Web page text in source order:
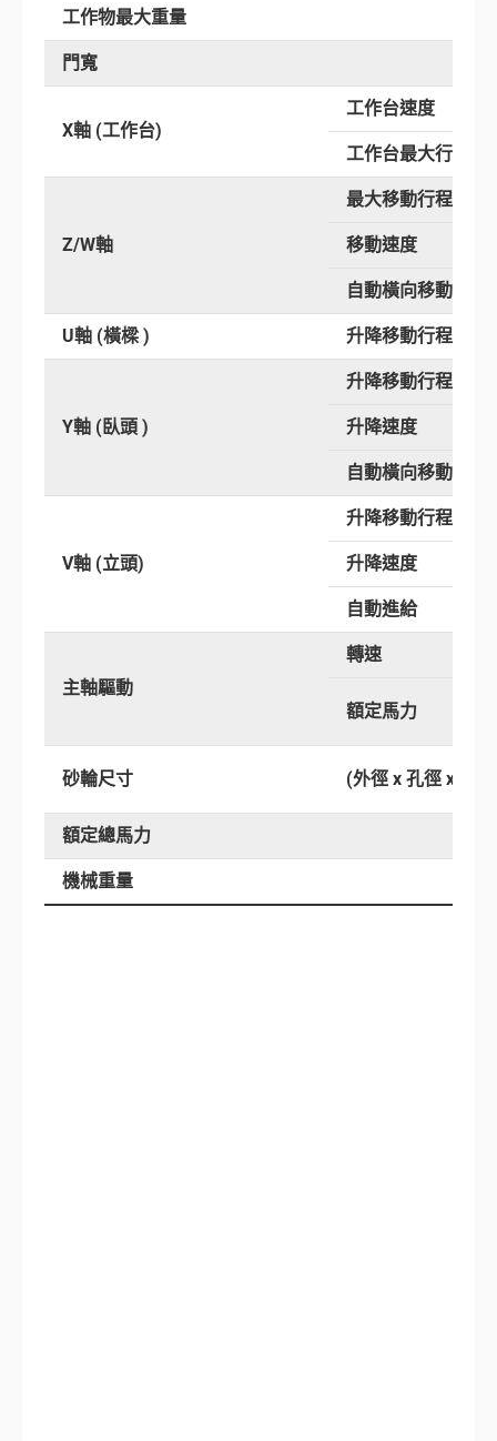
工作物最大重量
門寬
X軸 (工作台)
工作台速度
工作台最大行程
Z/W軸
最大移動行程
移動速度
自動橫向移動行程
U軸 (橫樑 ) 升降移動行程
Y軸 (臥頭 )
升降移動行程
升降速度
自動橫向移動行程
V軸 (立頭)
升降移動行程
升降速度
自動進給
主軸驅動
轉速
額定馬力
砂輪尺寸 (外徑 x 孔徑 x 寬
額定總馬力
機械重量